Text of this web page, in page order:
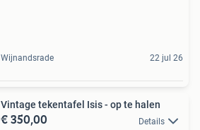
Wijnandsrade 22 jul 26
Vintage tekentafel Isis - op te halen
€ 350,00 Details